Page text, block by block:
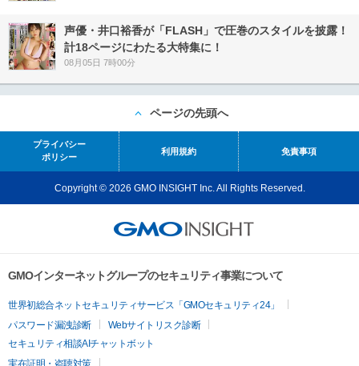
声優・井口裕香が「FLASH」で圧巻のスタイルを披露！
計18ページにわたる大特集に！
08月05日 7時00分
ページの先頭へ
プライバシー
ポリシー
利用規約 免責事項
Copyright © 2026 GMO INSIGHT Inc. All Rights Reserved.
GMOインターネットグループのセキュリティ事業について
世界初総合ネットセキュリティサービス「GMOセキュリティ24」
パスワード漏洩診断
Webサイトリスク診断
セキュリティ相談AIチャットボット
実在証明・盗聴対策